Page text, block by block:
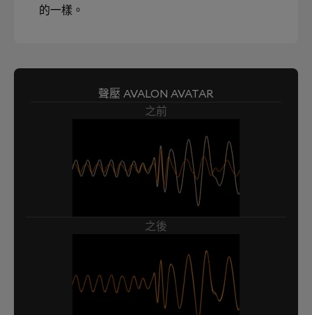
的一樣。
聲壓 AVALON AVATAR
之前
之後